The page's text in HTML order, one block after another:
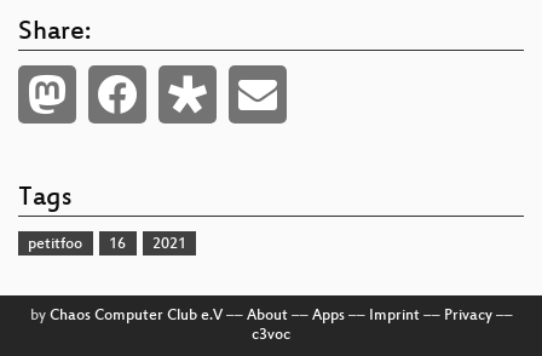
Share:
Tags
petitfoo 16 2021
by Chaos Computer Club e.V–– About–– Apps–– Imprint–– Privacy––
c3voc